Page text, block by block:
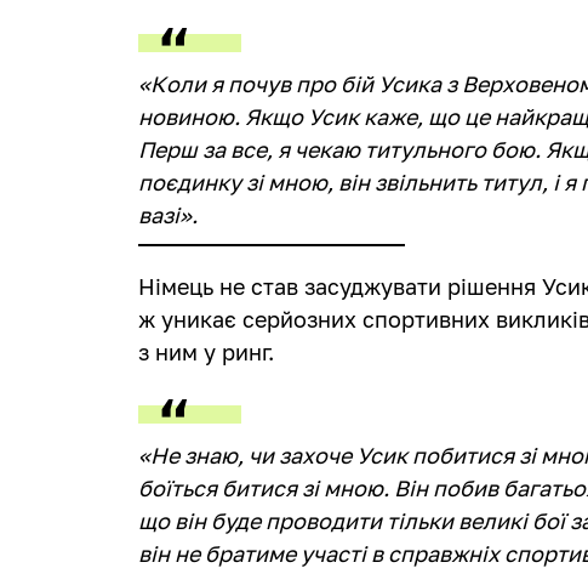
«Коли я почув про бій Усика з
новиною. Якщо Усик каже, що це
Перш за все, я чекаю титульного бою.
поєдинку зі мною, він звільнить титул, і
вазі».
Німець не став засуджувати рішення
ж уникає серйозних спортивних
з ним у ринг.
«Не знаю, чи захоче Усик побитися зі
боїться битися зі мною. Він побив
що він буде проводити тільки великі
він не братиме участі в справжніх